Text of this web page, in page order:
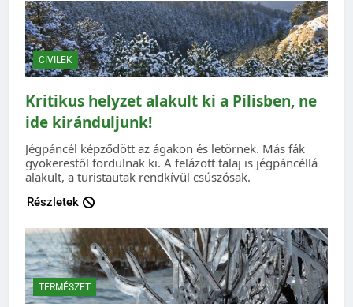
CIVILEK
Kritikus helyzet alakult ki a Pilisben, ne
ide kiránduljunk!
Jégpáncél képződött az ágakon és letörnek. Más fák
gyökerestől fordulnak ki. A felázott talaj is jégpáncéllá
alakult, a turistautak rendkívül csúszósak.
Részletek
TERMÉSZET